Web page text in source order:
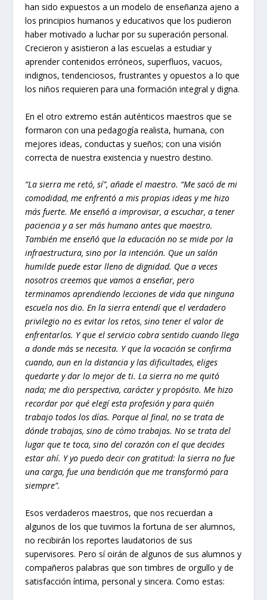
han sido expuestos a un modelo de enseñanza ajeno a
los principios humanos y educativos que los pudieron
haber motivado a luchar por su superación personal.
Crecieron y asistieron a las escuelas a estudiar y
aprender contenidos erróneos, superfluos, vacuos,
indignos, tendenciosos, frustrantes y opuestos a lo que
los niños requieren para una formación integral y digna.
En el otro extremo están auténticos maestros que se
formaron con una pedagogía realista, humana, con
mejores ideas, conductas y sueños; con una visión
correcta de nuestra existencia y nuestro destino.
“La sierra me retó, sí”, añade el maestro. “Me sacó de mi
comodidad, me enfrentó a mis propias ideas y me hizo
más fuerte. Me enseñó a improvisar, a escuchar, a tener
paciencia y a ser más humano antes que maestro.
También me enseñó que la educación no se mide por la
infraestructura, sino por la intención. Que un salón
humilde puede estar lleno de dignidad. Que a veces
nosotros creemos que vamos a enseñar, pero
terminamos aprendiendo lecciones de vida que ninguna
escuela nos dio. En la sierra entendí que el verdadero
privilegio no es evitar los retos, sino tener el valor de
enfrentarlos. Y que el servicio cobra sentido cuando llega
a donde más se necesita. Y que la vocación se confirma
cuando, aun en la distancia y las dificultades, eliges
quedarte y dar lo mejor de ti. La sierra no me quitó
nada; me dio perspectiva, carácter y propósito. Me hizo
recordar por qué elegí esta profesión y para quién
trabajo todos los días. Porque al final, no se trata de
dónde trabajas, sino de cómo trabajas. No se trata del
lugar que te toca, sino del corazón con el que decides
estar ahí. Y yo puedo decir con gratitud: la sierra no fue
una carga, fue una bendición que me transformó para
siempre”.
Esos verdaderos maestros, que nos recuerdan a
algunos de los que tuvimos la fortuna de ser alumnos,
no recibirán los reportes laudatorios de sus
supervisores. Pero sí oirán de algunos de sus alumnos y
compañeros palabras que son timbres de orgullo y de
satisfacción íntima, personal y sincera. Como estas: